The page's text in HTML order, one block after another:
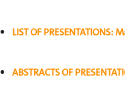
LIST OF PRESENTATIONS:
ABSTRACTS OF